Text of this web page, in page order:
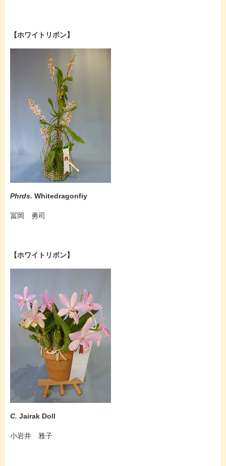
【ホワイトリボン】
Phrds. Whitedragonfiy
冨岡 勇司
【ホワイトリボン】
C. Jairak Doll
小岩井 雅子